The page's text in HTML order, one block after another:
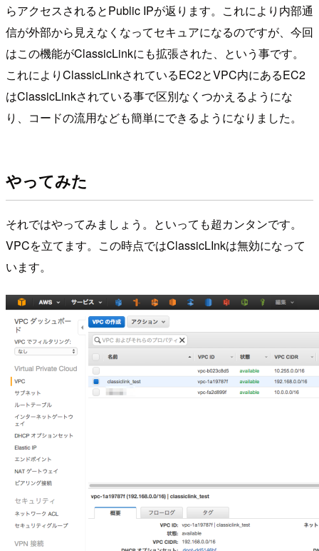
らアクセスされるとPublic IPが返ります。これにより内部通
信が外部から見えなくなってセキュアになるのですが、今回
はこの機能がClassicLinkにも拡張された、という事です。
これによりClassicLinkされているEC2とVPC内にあるEC2
はClassicLinkされている事で区別なくつかえるようにな
り、コードの流用なども簡単にできるようになりました。
やってみた
それではやってみましょう。といっても超カンタンです。
VPCを立てます。この時点ではClassicLInkは無効になって
います。